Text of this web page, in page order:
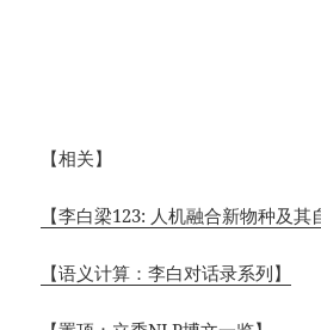
【相关】
【李白梁123: 人机融合新物种及其
【语义计算：李白对话录系列】